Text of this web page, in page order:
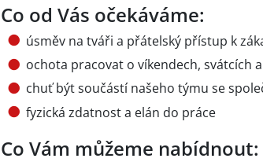
Co od Vás očekáváme:
úsměv na tváři a přátelský přístup k
ochota pracovat o víkendech, svátcích
chuť být součástí našeho týmu se
fyzická zdatnost a elán do práce
Co Vám můžeme nabídnout: